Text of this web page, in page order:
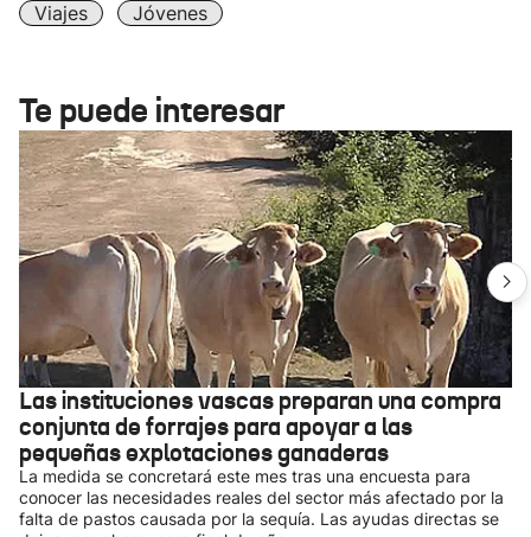
Viajes
Jóvenes
Te puede interesar
Las instituciones vascas preparan una compra
conjunta de forrajes para apoyar a las
pequeñas explotaciones ganaderas
La medida se concretará este mes tras una encuesta para
conocer las necesidades reales del sector más afectado por la
falta de pastos causada por la sequía. Las ayudas directas se